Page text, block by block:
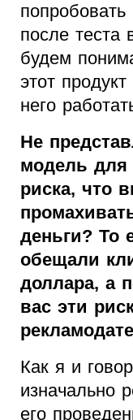
после теста
будем
этот
него
Не
модель для
риска, что
деньги? То
обещали
доллара, а
вас эти
Как я и
изначально
его